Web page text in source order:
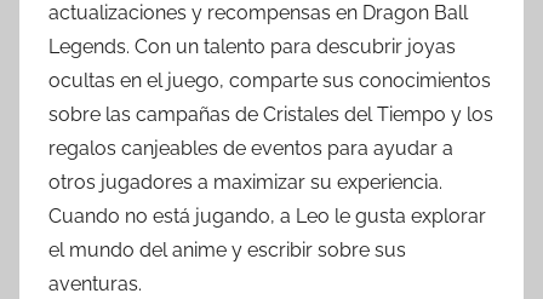
actualizaciones y recompensas en Dragon Ball
Legends. Con un talento para descubrir joyas
ocultas en el juego, comparte sus conocimientos
sobre las campañas de Cristales del Tiempo y los
regalos canjeables de eventos para ayudar a
otros jugadores a maximizar su experiencia.
Cuando no está jugando, a Leo le gusta explorar
el mundo del anime y escribir sobre sus
aventuras.